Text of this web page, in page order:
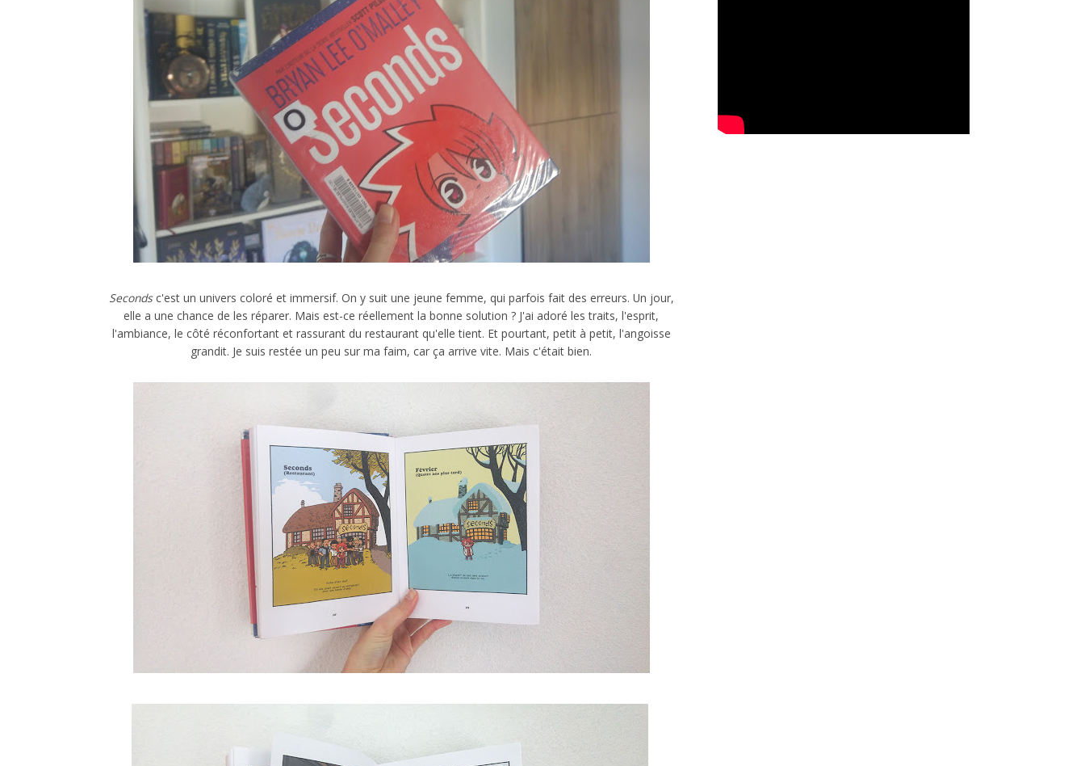
Secondsc'est un univers coloré et immersif. On y suit une jeune femme, qui parfois fait des erreurs. Un jour,
elle a une chance de les réparer. Mais est-ce réellement la bonne solution ? J'ai adoré les traits, l'esprit,
l'ambiance, le côté réconfortant et rassurant du restaurant qu'elle tient. Et pourtant, petit à petit, l'angoisse
grandit. Je suis restée un peu sur ma faim, car ça arrive vite. Mais c'était bien.